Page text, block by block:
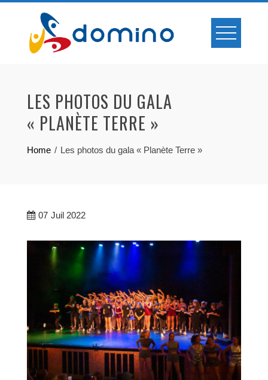
content
LES PHOTOS DU GALA
« PLANÈTE TERRE »
Home Les photos du gala « Planète Terre »
07 Juil 2022